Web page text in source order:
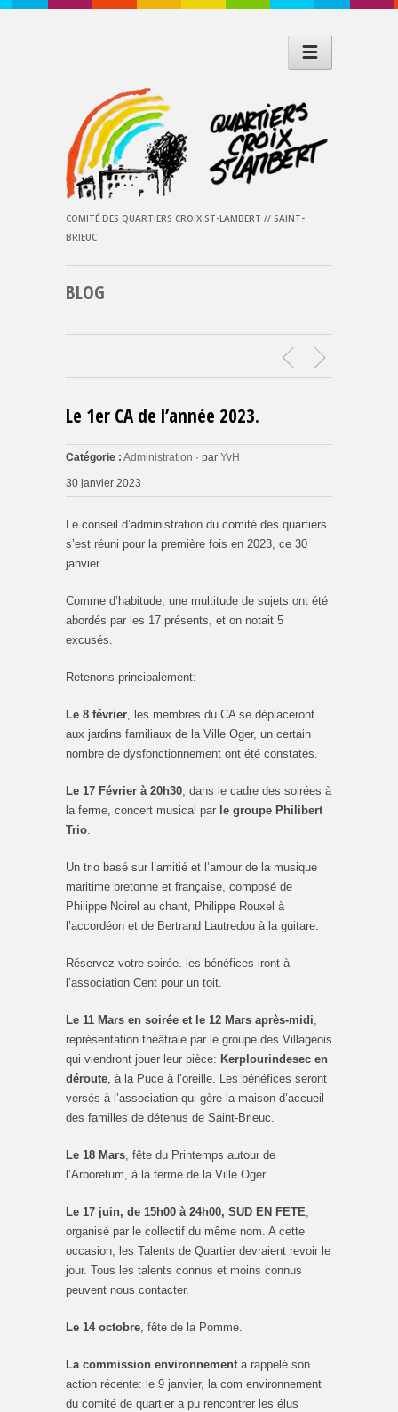
COMITÉ DES QUARTIERS CROIX ST-LAMBERT // SAINT-
BRIEUC
BLOG
Le 1er CA de l’année 2023.
Catégorie : Administration · par YvH
30 janvier 2023
Le conseil d’administration du comité des quartiers
s’est réuni pour la première fois en 2023, ce 30
janvier.
Comme d’habitude, une multitude de sujets ont été
abordés par les 17 présents, et on notait 5
excusés.
Retenons principalement:
Le 8 février, les membres du CA se déplaceront
aux jardins familiaux de la Ville Oger, un certain
nombre de dysfonctionnement ont été constatés.
Le 17 Février à 20h30, dans le cadre des soirées à
la ferme, concert musical par le groupe Philibert
Trio.
Un trio basé sur l’amitié et l’amour de la musique
maritime bretonne et française, composé de
Philippe Noirel au chant, Philippe Rouxel à
l’accordéon et de Bertrand Lautredou à la guitare.
Réservez votre soirée. les bénéfices iront à
l’association Cent pour un toit.
Le 11 Mars en soirée et le 12 Mars après-midi,
représentation théâtrale par le groupe des Villageois
qui viendront jouer leur pièce: Kerplourindesec en
déroute, à la Puce à l’oreille. Les bénéfices seront
versés à l’association qui gère la maison d’accueil
des familles de détenus de Saint-Brieuc.
Le 18 Mars, fête du Printemps autour de
l’Arboretum, à la ferme de la Ville Oger.
Le 17 juin, de 15h00 à 24h00, SUD EN FETE,
organisé par le collectif du même nom. A cette
occasion, les Talents de Quartier devraient revoir le
jour. Tous les talents connus et moins connus
peuvent nous contacter.
Le 14 octobre, fête de la Pomme.
La commission environnementa rappelé son
action récente: le 9 janvier, la com environnement
du comité de quartier a pu rencontrer les élus